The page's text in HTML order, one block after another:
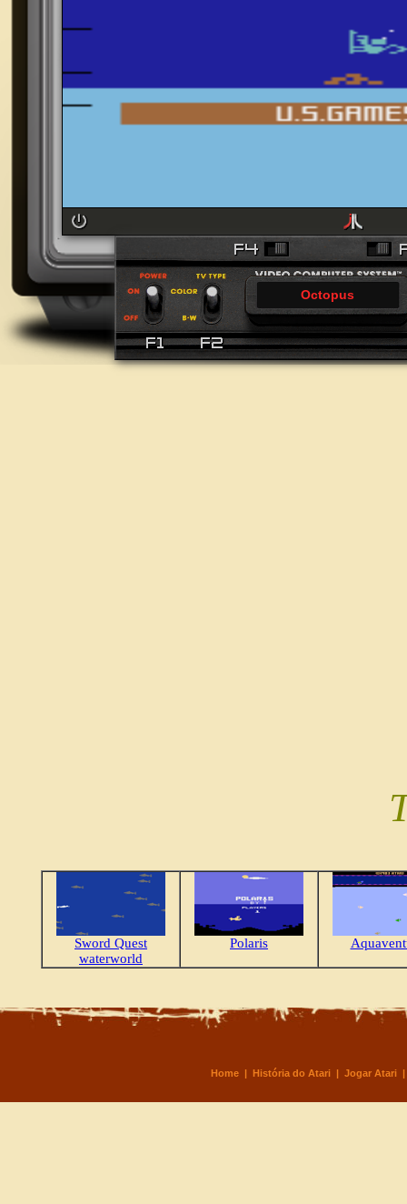
Octopus
Sword Quest
waterworld
Polaris
Home | História do Atari | Jogar Atari |